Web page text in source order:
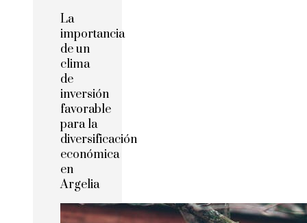
La
importancia
de un
clima
de
inversión
favorable
para la
diversificación
económica
en
Argelia